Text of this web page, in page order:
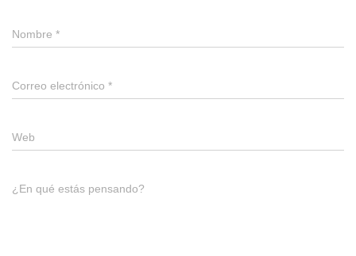
Nombre *
Correo electrónico *
Web
¿En qué estás pensando?